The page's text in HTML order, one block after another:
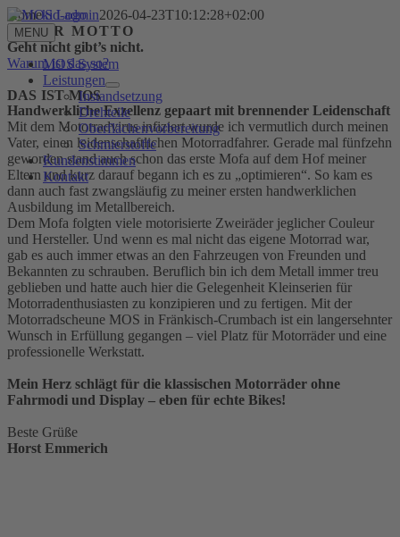
Zum
Inhalt
springen
MENU
MOS System
Leistungen
Instandsetzung
Drehteile
Oberflächenvorbereitung
Schmierstoffe
Kundenstimmen
Kontakt
Homekid-admin2026-04-23T10:12:28+02:00
UNSER MOTTO
Geht nicht gibt’s nicht.
Warum ist das so?
DAS IST MOS
Handwerkliche Exzellenz gepaart mit brennender Leidenschaft
Mit dem Motorradvirus infiziert wurde ich vermutlich durch meinen
Vater, einen leidenschaftlichen Motorradfahrer. Gerade mal fünfzehn
geworden stand auch schon das erste Mofa auf dem Hof meiner
Eltern und kurz darauf begann ich es zu „optimieren“. So kam es
dann auch fast zwangsläufig zu meiner ersten handwerklichen
Ausbildung im Metallbereich.
Dem Mofa folgten viele motorisierte Zweiräder jeglicher Couleur
und Hersteller. Und wenn es mal nicht das eigene Motorrad war,
gab es auch immer etwas an den Fahrzeugen von Freunden und
Bekannten zu schrauben. Beruflich bin ich dem Metall immer treu
geblieben und hatte auch hier die Gelegenheit Kleinserien für
Motorradenthusiasten zu konzipieren und zu fertigen. Mit der
Motorradscheune MOS in Fränkisch-Crumbach ist ein langersehnter
Wunsch in Erfüllung gegangen – viel Platz für Motorräder und eine
professionelle Werkstatt.
Mein Herz schlägt für die klassischen Motorräder ohne
Fahrmodi und Display – eben für echte Bikes!
Beste Grüße
Horst Emmerich